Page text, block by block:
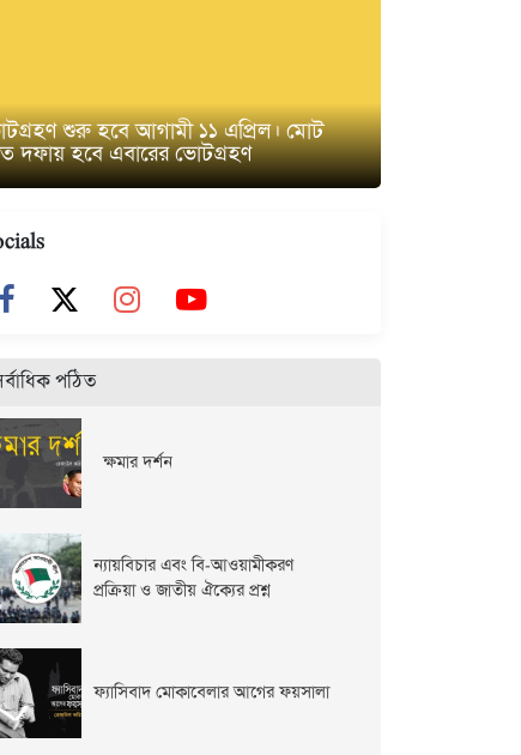
শুরু হবে আগামী ১১ এপ্রিল। মোট
দফায় হবে এবারের ভোটগ্রহণ
পঠিত
ক্ষমার দর্শন
ন্যায়বিচার এবং বি-আওয়ামীকরণ
প্রক্রিয়া ও জাতীয় ঐক্যের প্রশ্ন
ফ্যাসিবাদ মোকাবেলার আগের ফয়সালা